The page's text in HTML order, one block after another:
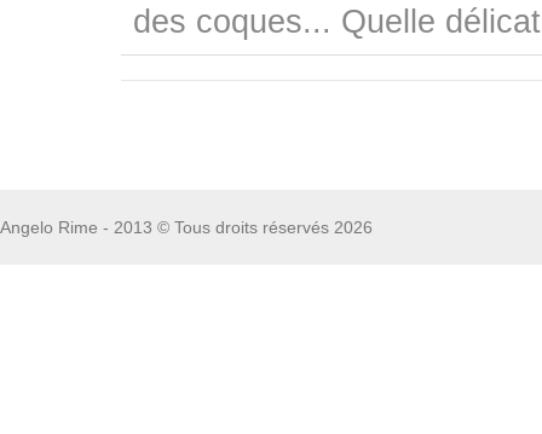
des coques... Quelle
Angelo Rime - 2013 © Tous droits réservés 2026